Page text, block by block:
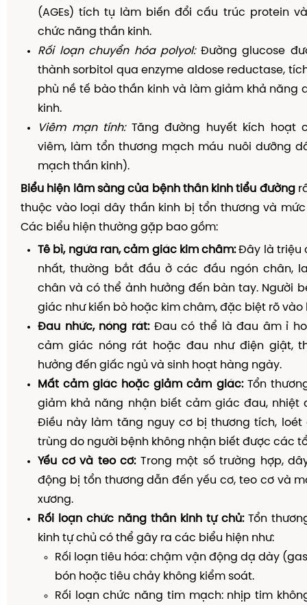
(AGEs) tích tụ làm biến đổi cấu trúc protein
chức năng thần kinh.
Rối loạn chuyển hóa polyol:Đường glucose
thành sorbitol qua enzyme aldose reductase,
phù nề tế bào thần kinh và làm giảm khả năng
kinh.
Viêm mạn tính:Tăng đường huyết kích hoạt
viêm, làm tổn thương mạch máu nuôi dưỡng
mạch thần kinh).
Biểu hiện lâm sàng của bệnh thần kinh tiểu đường
thuộc vào loại dây thần kinh bị tổn thương và
Các biểu hiện thường gặp bao gồm:
Tê bì, ngứa ran, cảm giác kim châm:Đây là triệu
nhất, thường bắt đầu ở các đầu ngón chân,
chân và có thể ảnh hưởng đến bàn tay. Người
giác như kiến bò hoặc kim châm, đặc biệt rõ vào
Đau nhức, nóng rát:Đau có thể là đau âm ỉ
cảm giác nóng rát hoặc đau như điện giật,
hưởng đến giấc ngủ và sinh hoạt hàng ngày.
Mất cảm giác hoặc giảm cảm giác:Tổn
giảm khả năng nhận biết cảm giác đau, nhiệt
Điều này làm tăng nguy cơ bị thương tích, loét
trùng do người bệnh không nhận biết được các
Yếu cơ và teo cơ:Trong một số trường hợp,
động bị tổn thương dẫn đến yếu cơ, teo cơ và
xương.
Rối loạn chức năng thần kinh tự chủ:Tổn
kinh tự chủ có thể gây ra các biểu hiện như:
Rối loạn tiêu hóa: chậm vận động dạ dày
bón hoặc tiêu chảy không kiểm soát.
Rối loạn chức năng tim mạch: nhịp tim